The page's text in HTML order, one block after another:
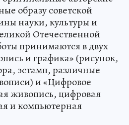
образу советской
науки, культуры и
Отечественной
принимаются в двух
и графика» (рисунок,
эстамп, различные
и «Цифровое
живопись, цифровая
и компьютерная